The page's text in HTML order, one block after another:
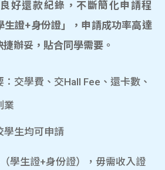
好還款紀錄，不斷簡化申請程
生證+身份證」，申請成功率高達
辦妥，貼合同學需要。
交學費、交Hall Fee、還卡數、
業
學生均可申請
學生證+身份證），毋需收入證